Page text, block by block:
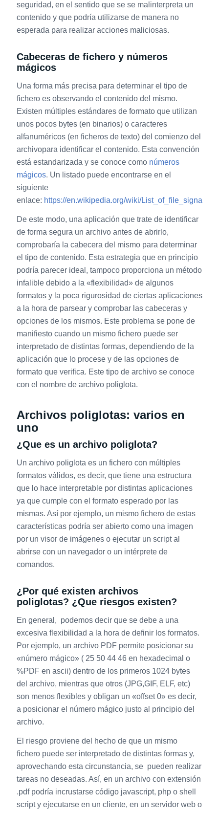
seguridad, en el sentido que se se malinterpreta un
contenido y que podría utilizarse de manera no
esperada para realizar acciones maliciosas.
Cabeceras de fichero y números
mágicos
Una forma más precisa para determinar el tipo de
fichero es observando el contenido del mismo.
Existen múltiples estándares de formato que utilizan
unos pocos bytes (en binarios) o caracteres
alfanuméricos (en ficheros de texto) del comienzo del
archivopara identificar el contenido. Esta convención
está estandarizada y se conoce como números
mágicos. Un listado puede encontrarse en el
siguiente
enlace: https://en.wikipedia.org/wiki/List_of_file_signatures
De este modo, una aplicación que trate de identificar
de forma segura un archivo antes de abrirlo,
comprobaría la cabecera del mismo para determinar
el tipo de contenido. Esta estrategia que en principio
podría parecer ideal, tampoco proporciona un método
infalible debido a la «flexibilidad» de algunos
formatos y la poca rigurosidad de ciertas aplicaciones
a la hora de parsear y comprobar las cabeceras y
opciones de los mismos. Este problema se pone de
manifiesto cuando un mismo fichero puede ser
interpretado de distintas formas, dependiendo de la
aplicación que lo procese y de las opciones de
formato que verifica. Este tipo de archivo se conoce
con el nombre de archivo poliglota.
Archivos poliglotas: varios en
uno
¿Que es un archivo poliglota?
Un archivo poliglota es un fichero con múltiples
formatos válidos, es decir, que tiene una estructura
que lo hace interpretable por distintas aplicaciones
ya que cumple con el formato esperado por las
mismas. Así por ejemplo, un mismo fichero de estas
características podría ser abierto como una imagen
por un visor de imágenes o ejecutar un script al
abrirse con un navegador o un intérprete de
comandos.
¿Por qué existen archivos
poliglotas? ¿Que riesgos existen?
En general, podemos decir que se debe a una
excesiva flexibilidad a la hora de definir los formatos.
Por ejemplo, un archivo PDF permite posicionar su
«número mágico» ( 25 50 44 46 en hexadecimal o
%PDF en ascii) dentro de los primeros 1024 bytes
del archivo, mientras que otros (JPG,GIF, ELF, etc)
son menos flexibles y obligan un «offset 0» es decir,
a posicionar el número mágico justo al principio del
archivo.
El riesgo proviene del hecho de que un mismo
fichero puede ser interpretado de distintas formas y,
aprovechando esta circunstancia, se pueden realizar
tareas no deseadas. Así, en un archivo con extensión
.pdf podría incrustarse código javascript, php o shell
script y ejecutarse en un cliente, en un servidor web o